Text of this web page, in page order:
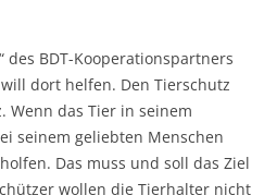
des BDT-Kooperationspartners
dort helfen. Den Tierschutz
Wenn das Tier in seinem
seinem geliebten Menschen
Das muss und soll das Ziel
wollen die Tierhalter nicht